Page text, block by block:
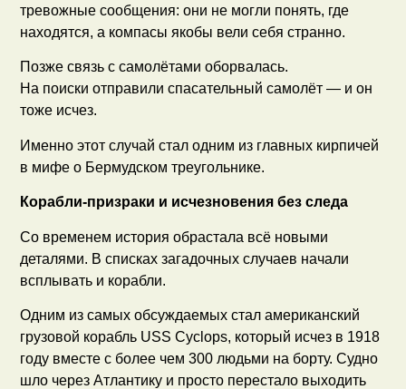
тревожные сообщения: они не могли понять, где
находятся, а компасы якобы вели себя странно.
Позже связь с самолётами оборвалась.
На поиски отправили спасательный самолёт — и он
тоже исчез.
Именно этот случай стал одним из главных кирпичей
в мифе о Бермудском треугольнике.
Корабли-призраки и исчезновения без следа
Со временем история обрастала всё новыми
деталями. В списках загадочных случаев начали
всплывать и корабли.
Одним из самых обсуждаемых стал американский
грузовой корабль USS Cyclops, который исчез в 1918
году вместе с более чем 300 людьми на борту. Судно
шло через Атлантику и просто перестало выходить